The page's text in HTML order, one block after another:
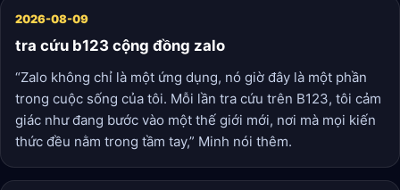
2026-08-09
tra cứu b123 cộng đồng zalo
“Zalo không chỉ là một ứng dụng, nó giờ đây là một phần
trong cuộc sống của tôi. Mỗi lần tra cứu trên B123, tôi cảm
giác như đang bước vào một thế giới mới, nơi mà mọi kiến
thức đều nằm trong tầm tay,” Minh nói thêm.